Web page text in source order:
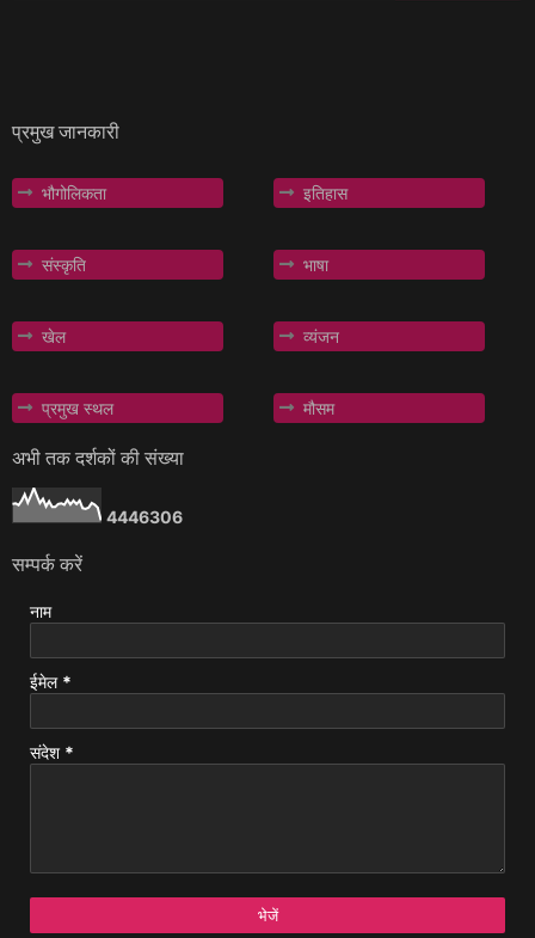
प्रमुख जानकारी
भौगोलिकता इतिहास
संस्कृति भाषा
खेल व्यंजन
प्रमुख स्थल मौसम
अभी तक दर्शकों की संख्या
4446306
सम्पर्क करें
नाम
ईमेल *
संदेश *